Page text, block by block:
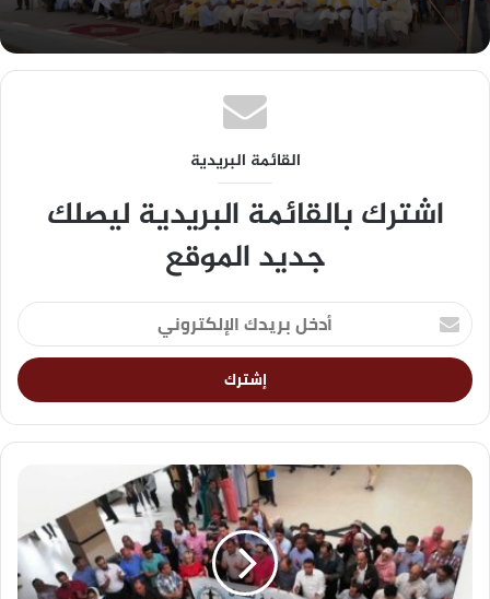
القائمة البريدية
اشترك بالقائمة البريدية ليصلك
جديد الموقع